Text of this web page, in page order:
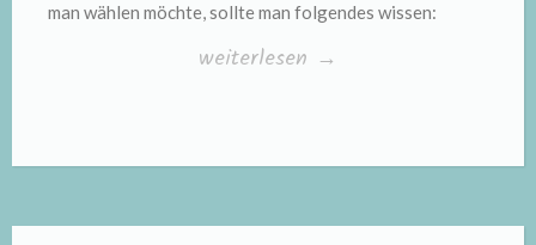
man wählen möchte, sollte man folgendes wissen:
„Kotuntersuchung
weiterlesen →